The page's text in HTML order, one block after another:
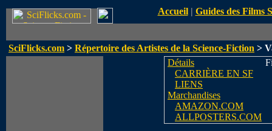
Accueil| Guides des Films
SciFlicks.com > Répertoire des Artistes de la Science-Fiction >
Détails
CARRIÈRE EN SF
LIENS
Marchandises
AMAZON.COM
ALLPOSTERS.COM